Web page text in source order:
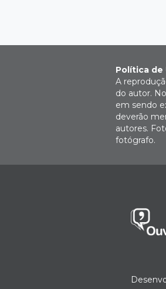
Política de
A
do autor.
em sendo
deverão
autores.
fotógrafo.